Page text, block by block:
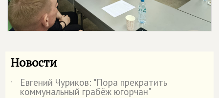
Новости
˙ Евгений Чуриков: "Пора прекратить
коммунальный грабёж югорчан"